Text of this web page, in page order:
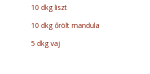
10 dkg liszt
10 dkg őrölt mandula
5 dkg vaj